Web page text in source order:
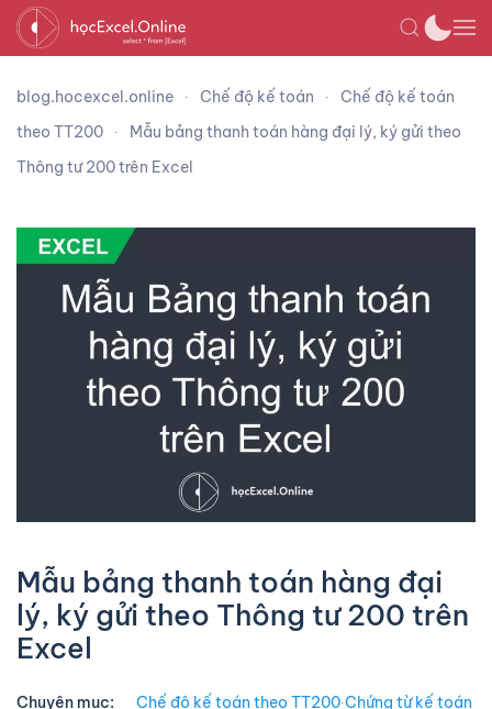
blog.hocexcel.online Chế độ kế toán
Chế độ kế toán
theo TT200
Mẫu bảng thanh toán hàng đại lý, ký gửi theo
Thông tư 200 trên Excel
Mẫu bảng thanh toán hàng đại
lý, ký gửi theo Thông tư 200 trên
Excel
Chuyên mục: Chế độ kế toán theo TT200∙Chứng từ kế toán